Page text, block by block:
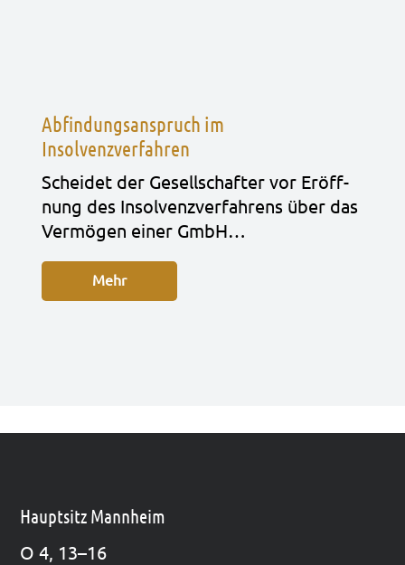
Abfindungsanspruch im
Insolvenzverfahren
Schei­det der Gesell­schaf­ter vor Eröff­
nung des Insol­venz­ver­fah­rens über das
Ver­mö­gen einer GmbH…
Mehr
Hauptsitz Mannheim
O 4, 13–16